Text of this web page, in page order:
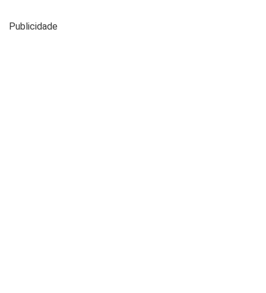
Publicidade